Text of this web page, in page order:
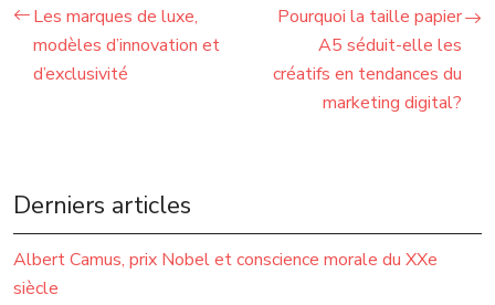
Les marques de luxe,
modèles d’innovation et
d’exclusivité
Pourquoi la taille papier
A5 séduit-elle les
créatifs en tendances du
marketing digital?
Derniers articles
Albert Camus, prix Nobel et conscience morale du XXe
siècle